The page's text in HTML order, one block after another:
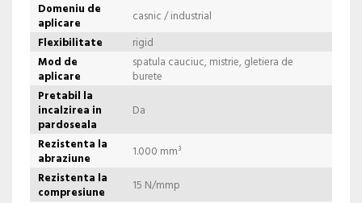
Domeniu de
aplicare
casnic / industrial
Flexibilitate
rigid
Mod de
aplicare
spatula cauciuc, mistrie, gletiera de
burete
Pretabil la
incalzirea in
pardoseala
Da
Rezistenta la
abraziune
1.000 mm³
Rezistenta la
compresiune
15 N/mmp